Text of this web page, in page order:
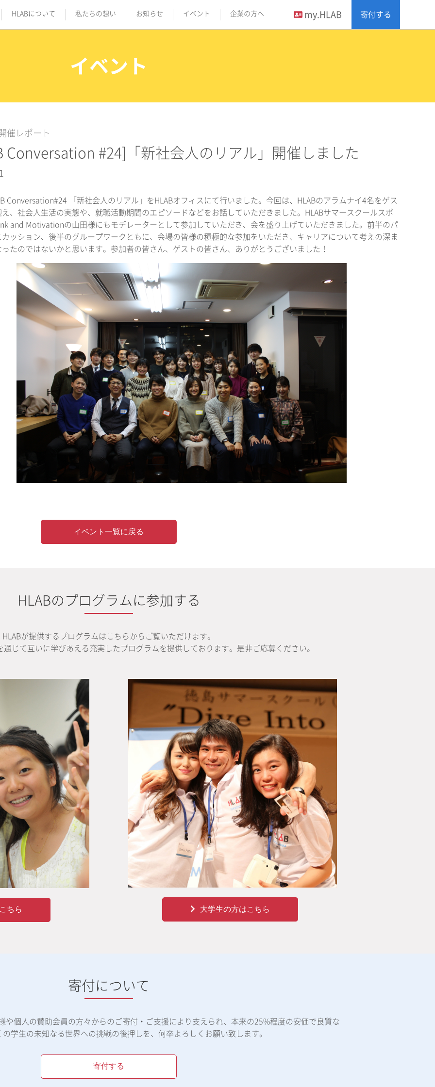
HLABについて 私たちの想い お知らせ イベント 企業の方へ my.HLAB 寄付する
イベント
催レポート
Conversation #24]「新社会人のリアル」開催しました
Conversation#24 「新社会人のリアル」をHLABオフィスにて行いました。今回は、HLABのアラムナイ4名をゲス
え、社会人生活の実態や、就職活動期間のエピソードなどをお話していただきました。HLABサマースクールスポ
and Motivationの山田様にもモデレーターとして参加していただき、会を盛り上げていただきました。前半のパ
カッション、後半のグループワークともに、会場の皆様の積極的な参加をいただき、キャリアについて考えの深ま
ったのではないかと思います。参加者の皆さん、ゲストの皆さん、ありがとうございました！
イベント一覧に戻る
HLABのプログラムに参加する
HLABが提供するプログラムはこちらからご覧いただけます。
通じて互いに学びあえる充実したプログラムを提供しております。是非ご応募ください。
ちら 大学生の方はこちら
寄付について
や個人の賛助会員の方々からのご寄付・ご支援により支えられ、本来の25%程度の安価で良質な
学生の未知なる世界への挑戦の後押しを、何卒よろしくお願い致します。
寄付する